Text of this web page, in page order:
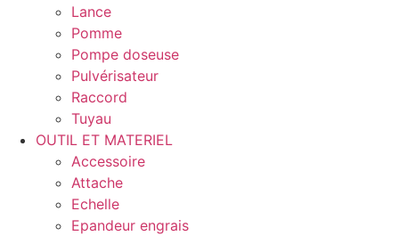
Lance
Pomme
Pompe doseuse
Pulvérisateur
Raccord
Tuyau
OUTIL ET MATERIEL
Accessoire
Attache
Echelle
Epandeur engrais